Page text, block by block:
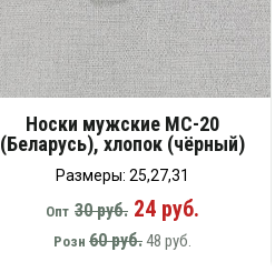
Носки мужские МС-20
(Беларусь), хлопок (чёрный)
Размеры: 25,27,31
Опт 30 руб. 24 руб.
Розн 60 руб.48 руб.